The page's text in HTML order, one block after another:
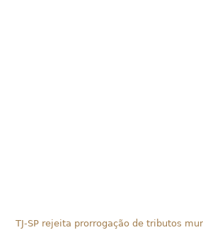
TJ-SP rejeita prorrogação de tributos